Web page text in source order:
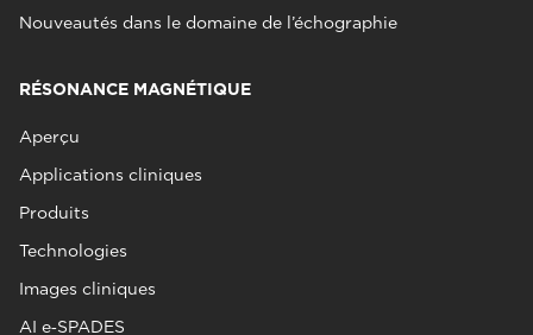
Nouveautés dans le domaine de l’échographie
RÉSONANCE MAGNÉTIQUE
Aperçu
Applications cliniques
Produits
Technologies
Images cliniques
AI e‑SPADES